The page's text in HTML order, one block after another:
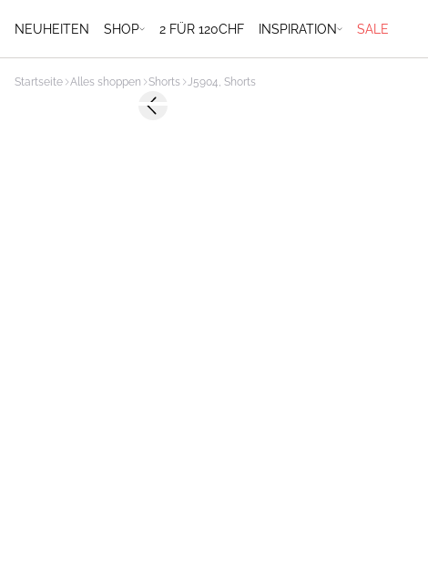
NEUHEITEN SHOP 2 FÜR 120CHF INSPIRATION SALE
Startseite Alles shoppen Shorts J5904, Shorts
-50%Previous slide